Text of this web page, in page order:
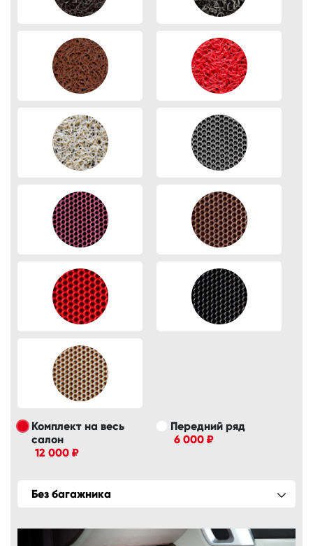
Комплект на весь
салон
12 000 ₽
Передний ряд
6 000 ₽
Без багажника